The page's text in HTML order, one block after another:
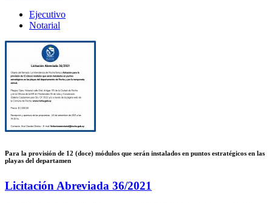
Ejecutivo
Notarial
Para la provisión de 12 (doce) módulos que serán instalados en puntos estratégicos en las
playas del departamen
Licitación Abreviada 36/2021